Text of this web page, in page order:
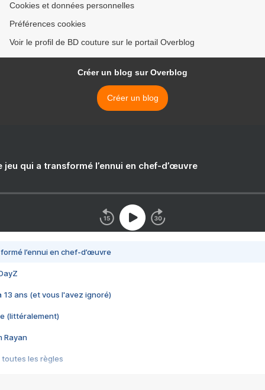
Cookies et données personnelles
Préférences cookies
Voir le profil de BD couture sur le portail Overblog
Créer un blog sur Overblog
Créer un blog
jeu qui a transformé l’ennui en chef-d’œuvre
l’ennui en chef-d’œuvre
13 ans (et vous l'avez ignoré)
(littéralement)
Rayan
toutes les règles